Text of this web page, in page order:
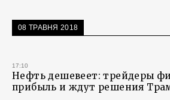
08 ТРАВНЯ 2018
17:10
Нефть дешевеет: трейдеры
прибыль и ждут решения